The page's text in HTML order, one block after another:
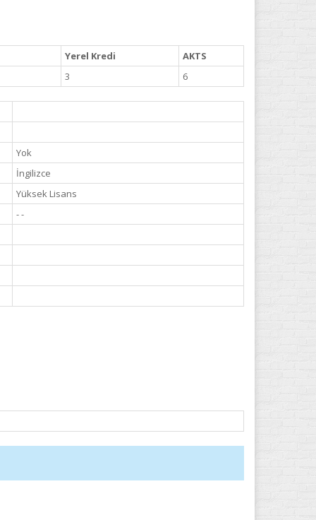
Yerel Kredi
AKTS
3 6
Yok
İngilizce
Yüksek Lisans
- -